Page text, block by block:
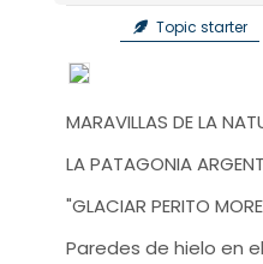
Topic starter
MARAVILLAS DE LA
LA PATAGONIA
"GLACIAR PERITO
Paredes de hielo en